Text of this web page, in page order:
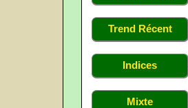
Trend Récent
Indices
Mixte